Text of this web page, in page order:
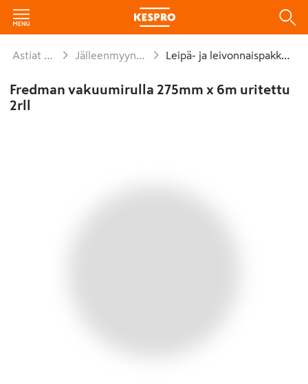
Astiat ja kattaus Jälleenmyyntipakkaukset Leipä- ja leivonnaispakkaukset
Fredman vakuumirulla 275mm x 6m uritettu
2rll